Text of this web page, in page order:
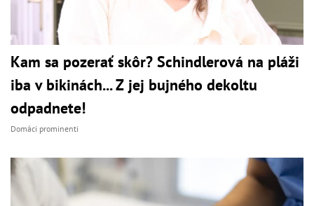
Kam sa pozerať skôr? Schindlerová na pláži
iba v bikinách... Z jej bujného dekoltu
odpadnete!
Domáci prominenti